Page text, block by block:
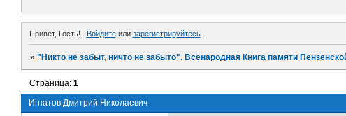
Привет, Гость! Войдитеили зарегистрируйтесь.
»"Никто не забыт, ничто не забыто". Всенародная Книга памяти
Игнатов Дмитрий Николаевич
Страница:1